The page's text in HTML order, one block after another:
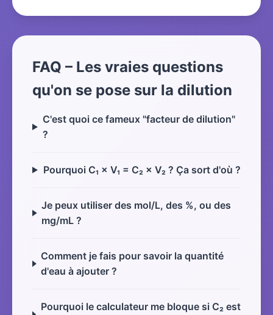
FAQ – Les vraies questions
qu'on se pose sur la dilution
C'est quoi ce fameux "facteur de dilution"
?
Pourquoi C₁ × V₁ = C₂ × V₂ ? Ça sort d'où ?
Je peux utiliser des mol/L, des %, ou des
mg/mL ?
Comment je fais pour savoir la quantité
d'eau à ajouter ?
Pourquoi le calculateur me bloque si C₂ est